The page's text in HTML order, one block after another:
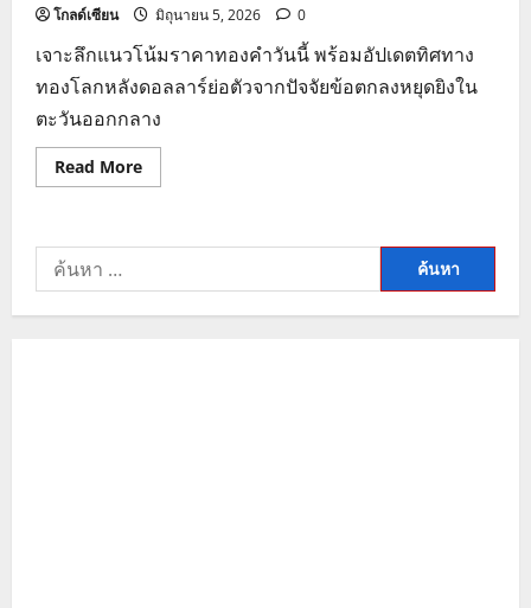
โกลด์เซียน มิถุนายน 5, 2026 0
เจาะลึกแนวโน้มราคาทองคำวันนี้ พร้อมอัปเดตทิศทาง
ทองโลกหลังดอลลาร์ย่อตัวจากปัจจัยข้อตกลงหยุดยิงใน
ตะวันออกกลาง
Read MoreRead
more
โน้ม
วัน
นี้
ค้นหา
สำหรับ: